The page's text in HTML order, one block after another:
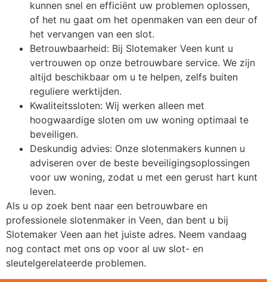
kunnen snel en efficiënt uw problemen oplossen,
of het nu gaat om het openmaken van een deur of
het vervangen van een slot.
Betrouwbaarheid: Bij Slotemaker Veen kunt u
vertrouwen op onze betrouwbare service. We zijn
altijd beschikbaar om u te helpen, zelfs buiten
reguliere werktijden.
Kwaliteitssloten: Wij werken alleen met
hoogwaardige sloten om uw woning optimaal te
beveiligen.
Deskundig advies: Onze slotenmakers kunnen u
adviseren over de beste beveiligingsoplossingen
voor uw woning, zodat u met een gerust hart kunt
leven.
Als u op zoek bent naar een betrouwbare en
professionele slotenmaker in Veen, dan bent u bij
Slotemaker Veen aan het juiste adres. Neem vandaag
nog contact met ons op voor al uw slot- en
sleutelgerelateerde problemen.